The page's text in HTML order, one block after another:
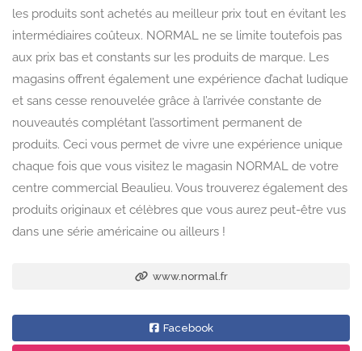
les produits sont achetés au meilleur prix tout en évitant les
intermédiaires coûteux. NORMAL ne se limite toutefois pas
aux prix bas et constants sur les produits de marque. Les
magasins offrent également une expérience d’achat ludique
et sans cesse renouvelée grâce à l’arrivée constante de
nouveautés complétant l’assortiment permanent de
produits. Ceci vous permet de vivre une expérience unique
chaque fois que vous visitez le magasin NORMAL de votre
centre commercial Beaulieu. Vous trouverez également des
produits originaux et célèbres que vous aurez peut-être vus
dans une série américaine ou ailleurs !
www.normal.fr
Facebook